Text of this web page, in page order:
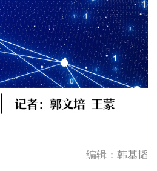
编辑：韩基韬